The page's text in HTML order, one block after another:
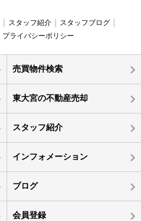
スタッフ紹介
スタッフブログ
プライバシーポリシー
売買物件検索
東大宮の不動産売却
スタッフ紹介
インフォメーション
ブログ
会員登録